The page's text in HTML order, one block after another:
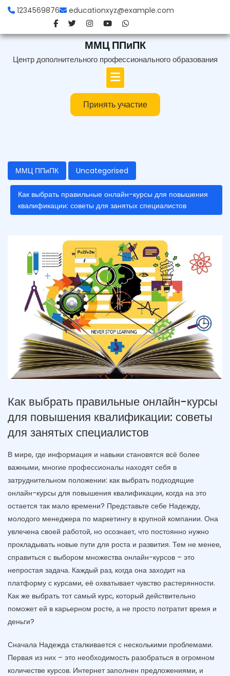
Перейти1234569876 educationxyz@example.com
ММЦ ППиПК
Центр дополнительного профессионального образования
Принять участие
ММЦ ППиПК Uncategorised
Как выбрать правильные онлайн-курсы для повышения
квалификации: советы для занятых специалистов
Как выбрать правильные онлайн-курсы
для повышения квалификации: советы
для занятых специалистов
В мире, где информация и навыки становятся всё более
важными, многие профессионалы находят себя в
затруднительном положении: как выбрать подходящие
онлайн-курсы для повышения квалификации, когда на это
остается так мало времени? Представьте себе Надежду,
молодого менеджера по маркетингу в крупной компании. Она
увлечена своей работой, но осознает, что постоянно нужно
прокладывать новые пути для роста и развития. Тем не менее,
справиться с выбором множества онлайн-курсов – это
непростая задача. Каждый раз, когда она заходит на
платформу с курсами, её охватывает чувство растерянности.
Как же выбрать тот самый курс, который действительно
поможет ей в карьерном росте, а не просто потратит время и
деньги?
Сначала Надежда сталкивается с несколькими проблемами.
Первая из них – это необходимость разобраться в огромном
количестве курсов. Интернет заполнен предложениями, и